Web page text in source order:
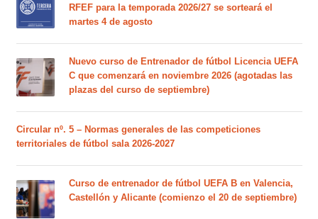
RFEF para la temporada 2026/27 se sorteará el
martes 4 de agosto
Nuevo curso de Entrenador de fútbol Licencia UEFA
C que comenzará en noviembre 2026 (agotadas las
plazas del curso de septiembre)
Circular nº. 5 – Normas generales de las competiciones
territoriales de fútbol sala 2026-2027
Curso de entrenador de fútbol UEFA B en Valencia,
Castellón y Alicante (comienzo el 20 de septiembre)